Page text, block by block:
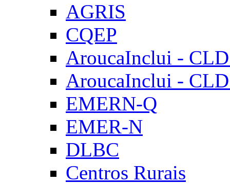
AGRIS
CQEP
AroucaInclui -
AroucaInclui -
EMERN-Q
EMER-N
DLBC
Centros Rurais